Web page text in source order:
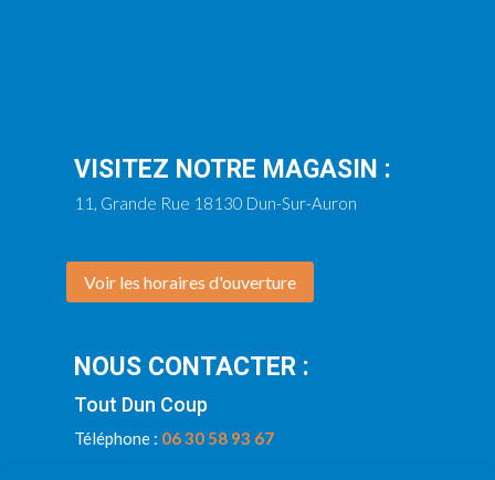
VISITEZ NOTRE MAGASIN :
11, Grande Rue 18130 Dun-Sur-Auron
Voir les horaires d'ouverture
NOUS CONTACTER :
Tout Dun Coup
Téléphone : 06 30 58 93 67